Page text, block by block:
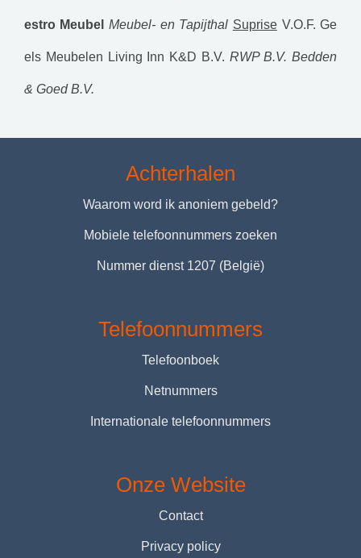
estro Meubel Meubel- en Tapijthal Suprise V.O.F. Ge
els Meubelen Living Inn K&D B.V. RWP B.V. Bedden
& Goed B.V.
Achterhalen
Waarom word ik anoniem gebeld?
Mobiele telefoonnummers zoeken
Nummer dienst 1207 (België)
Telefoonnummers
Telefoonboek
Netnummers
Internationale telefoonnummers
Onze Website
Contact
Privacy policy